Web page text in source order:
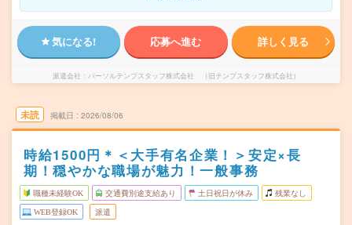
気になる! 応募へ進む 詳しく見る
派遣会社 パーソルテンプスタッフ株式会社 （旧テンプスタッフ株式会社）
未読 掲載日 2026/08/06
時給1500円＊＜大手有名企業！＞安定×長
期！穏やかな職場が魅力！一般事務
職種未経験OK 交通費別途支給あり 土日祝日が休み 残業なし
WEB登録OK 派遣